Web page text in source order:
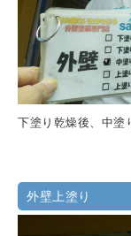
下塗り乾燥後、中塗
外壁上塗り